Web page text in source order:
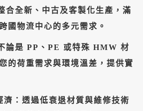
合全新、中古及客製化生產，滿
國物流中心的多元需求。
論是 PP、PE 或特殊 HMW 材
的荷重需求與環境溫差，提供實
濟：透過低衰退材質與維修技術